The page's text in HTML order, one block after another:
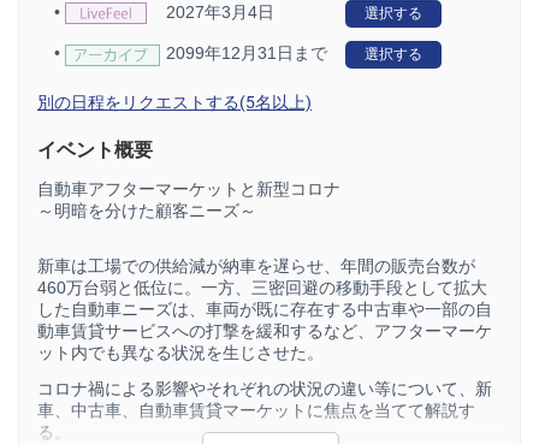
• 2027年3月4日 選択する
• 2099年12月31日まで 選択する
別の日程をリクエストする(5名以上)
イベント概要
自動車アフターマーケットと新型コロナ
～明暗を分けた顧客ニーズ～
新車は工場での供給減が納車を遅らせ、年間の販売台数が
460万台弱と低位に。一方、三密回避の移動手段として拡大
した自動車ニーズは、車両が既に存在する中古車や一部の自
動車賃貸サービスへの打撃を緩和するなど、アフターマーケ
ット内でも異なる状況を生じさせた。
コロナ禍による影響やそれぞれの状況の違い等について、新
車、中古車、自動車賃貸マーケットに焦点を当てて解説す
る。